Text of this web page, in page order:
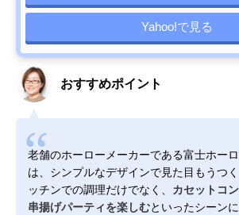
Yahoo!で見る
おすすめポイント
老舗のホーローメーカーである富士ホー
は、シンプルなデザインで見た目もうつ
ッチンでの調理だけでなく、 カセットコ
串揚げパーティを楽しむといったシーン